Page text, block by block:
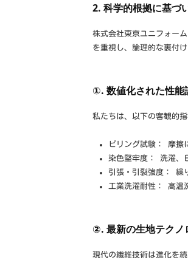
2. 科学的根拠に基づ
株式会社東京ユニフォー
を重視し、論理的な裏付
①. 数値化された性能
私たちは、以下の客観的
ピリング試験： 摩擦
染色堅牢度： 洗濯、
引張・引裂強度： 繰
工業洗濯耐性： 高温
②. 最新の生地テクノ
現代の繊維技術は進化を